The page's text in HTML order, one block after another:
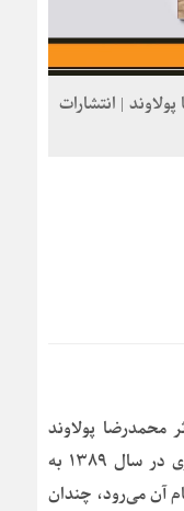
| انتشارات
محمدرضا پولاوند
که چاپ نخست آن توسط نشر جمهوری در سال ۱۳۸۹ به
آن می‌رود، چندان